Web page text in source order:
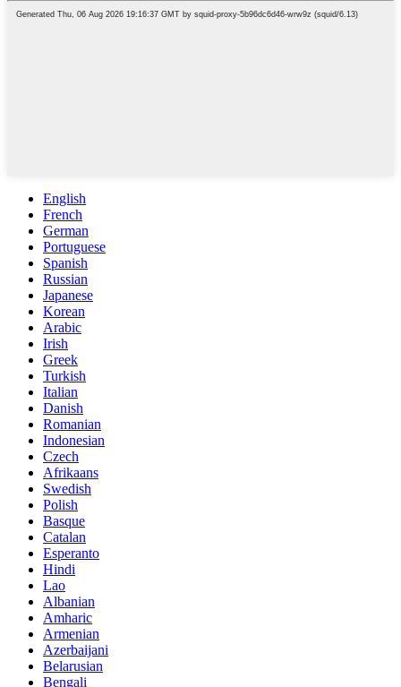
English
French
German
Portuguese
Spanish
Russian
Japanese
Korean
Arabic
Irish
Greek
Turkish
Italian
Danish
Romanian
Indonesian
Czech
Afrikaans
Swedish
Polish
Basque
Catalan
Esperanto
Hindi
Lao
Albanian
Amharic
Armenian
Azerbaijani
Belarusian
Bengali